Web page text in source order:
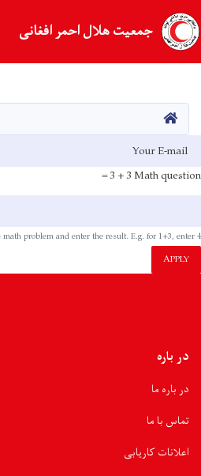
جمعیت هلال احمر افغانی
HOME
E-mail
Math question
3 + 3 =
problem and enter the result. E.g. for 1+3, enter 4.
APPLY
در باره
در باره ما
تماس با ما
اعلانات کاریابی